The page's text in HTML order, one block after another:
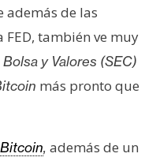
además de las
también ve muy
y Valores (SEC)
más pronto que
Bitcoin, además de un